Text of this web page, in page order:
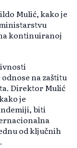
Mulić, kako je
kontinuiranoj
na zaštitu
Direktor Mulić
je
biti
od ključnih